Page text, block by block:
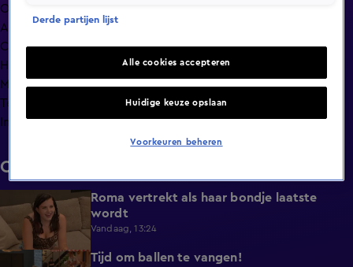
Overzicht
Afleveringen
Clips
Hoe is het nu met?
Macdate met Nick Eshuis
Terugblik
Info
Clips
Roma vertrekt als haar bondje laatste
wordt
Vandaag, 13:24
Tijd om ballen te vangen!
Derde partijen lijst
Alle cookies accepteren
Huidige keuze opslaan
Voorkeuren beheren